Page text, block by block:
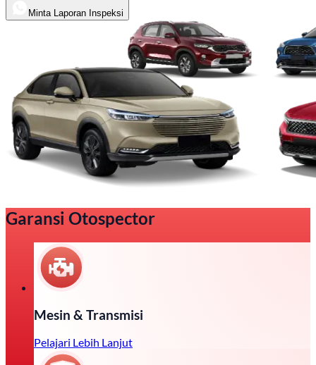
Minta Laporan Inspeksi
Garansi Otospector
Mesin & Transmisi
Pelajari Lebih Lanjut